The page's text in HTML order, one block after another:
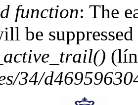
function: The
be
34/